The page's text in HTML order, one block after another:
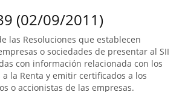
(02/09/2011)
las Resoluciones que establecen
o sociedades de presentar al SII
con información relacionada con los
la Renta y emitir certificados a los
o accionistas de las empresas.